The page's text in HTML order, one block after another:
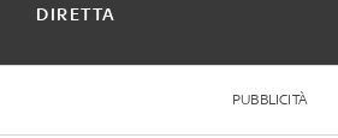
DIRETTA
PUBBLICITÀ